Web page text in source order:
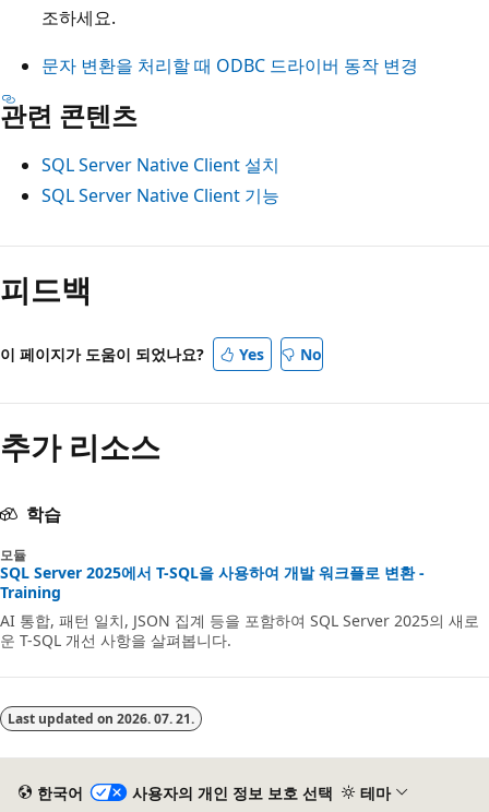
조하세요.
문자 변환을 처리할 때 ODBC 드라이버 동작 변경
관련 콘텐츠
SQL Server Native Client 설치
SQL Server Native Client 기능
읽
모
사
함
피드백
이 페이지가 도움이 되었나요? Yes No
추가 리소스
학습
모듈
SQL Server 2025에서 T-SQL을 사용하여 개발 워크플로 변환 -
Training
AI 통합, 패턴 일치, JSON 집계 등을 포함하여 SQL Server 2025의 새로
운 T-SQL 개선 사항을 살펴봅니다.
Last updated on 2026. 07. 21.
한국어 사용자의 개인 정보 보호 선택 테마